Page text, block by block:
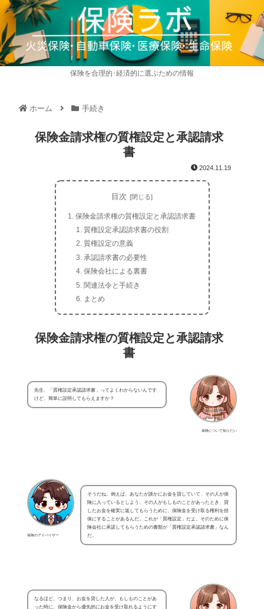
保険を合理的･経済的に選ぶための情報
ホーム 手続き
保険金請求権の質権設定と承認請求
書
2024.11.19
目次
保険金請求権の質権設定と承認請求書
質権設定承認請求書の役割
質権設定の意義
承認請求書の必要性
保険会社による裏書
関連法令と手続き
まとめ
保険金請求権の質権設定と承認請求
書
保険について知りたい
先生、「質権設定承認請求書」ってよくわからないんです
けど、簡単に説明してもらえますか？
保険のアドバイザー
そうだね。例えば、あなたが誰かにお金を貸していて、その人が保
険に入っているとしよう。その人がもしものことがあったとき、貸
したお金を確実に返してもらうために、保険金を受け取る権利を担
保にすることがあるんだ。これが「質権設定」だよ。そのために保
険会社に承諾してもらうための書類が「質権設定承認請求書」なん
だ。
なるほど。つまり、お金を貸した人が、もしものことがあ
った時に、保険金から優先的にお金を受け取れるようにす